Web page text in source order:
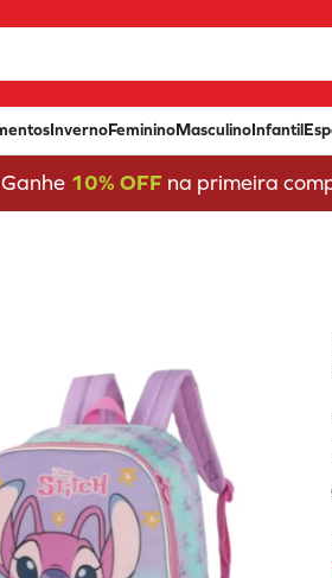
InvernoFemininoMasculinoInfantil
Ganhe 10% OFFna primeira